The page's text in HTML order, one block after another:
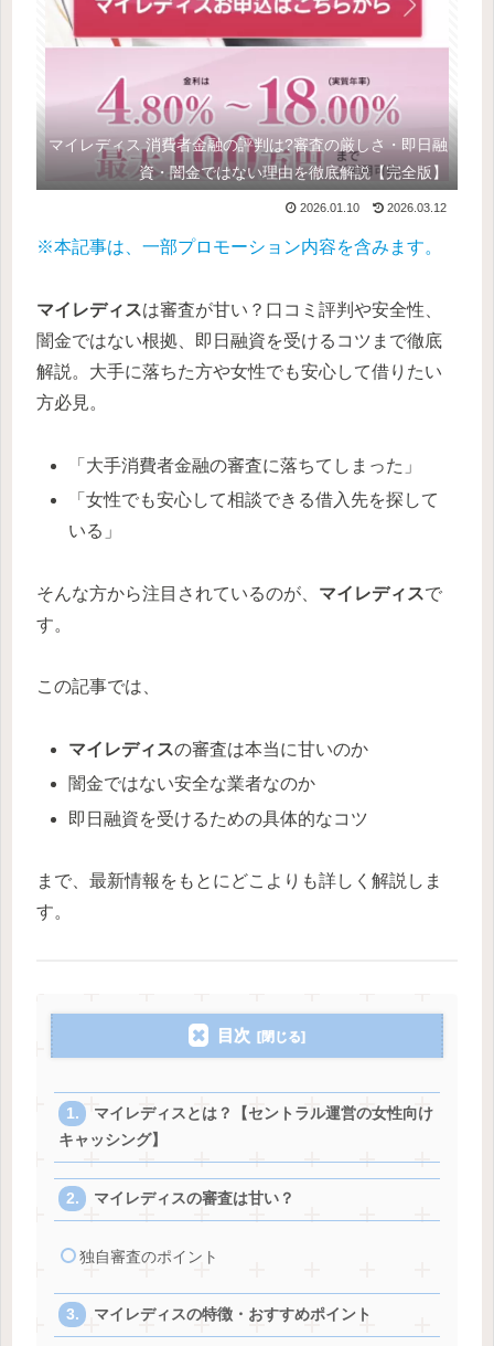
マイレディス 消費者金融の評判は?審査の厳しさ・即日融
資・闇金ではない理由を徹底解説【完全版】
2026.01.10 2026.03.12
※本記事は、一部プロモーション内容を含みます。
マイレディスは審査が甘い？口コミ評判や安全性、
闇金ではない根拠、即日融資を受けるコツまで徹底
解説。大手に落ちた方や女性でも安心して借りたい
方必見。
「大手消費者金融の審査に落ちてしまった」
「女性でも安心して相談できる借入先を探して
いる」
そんな方から注目されているのが、 マイレディスで
す。
この記事では、
マイレディスの審査は本当に甘いのか
闇金ではない安全な業者なのか
即日融資を受けるための具体的なコツ
まで、最新情報をもとにどこよりも詳しく解説しま
す。
目次
マイレディスとは？【セントラル運営の女性向け
キャッシング】
マイレディスの審査は甘い？
独自審査のポイント
マイレディスの特徴・おすすめポイント